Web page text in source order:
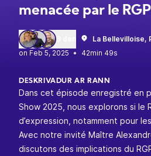
menacée par le
La Bellevilloise,
•
42min 49s
DESKRIVADUR AR RANN
Dans cet épisode enregistré en
Show 2025, nous explorons si le
d’expression, notamment pour
Avec notre invité Maître
discutons des implications du